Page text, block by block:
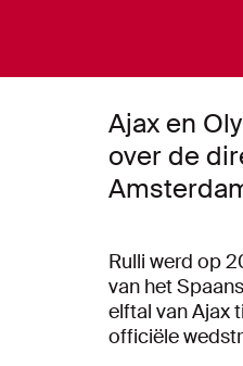
Ajax en
over de
Rulli werd op
van het
elftal van Ajax
officiële